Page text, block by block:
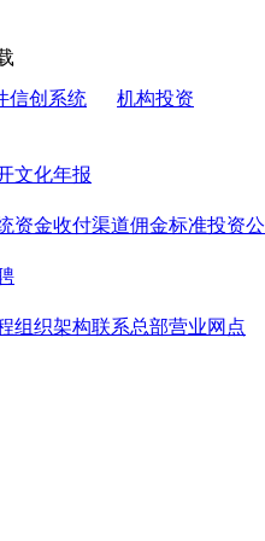
信创系统
机构投资
文化年报
资金收付渠道佣金标准投资
组织架构联系总部营业网点